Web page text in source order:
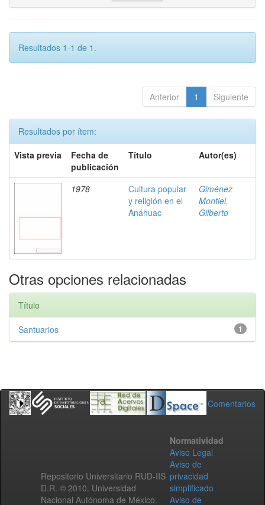
Resultados 1-1 de 1.
Anterior 1 Siguiente
Resultados por ítem:
Vista previa
Fecha de
publicación
Título Autor(es)
1978
Cultura popular
y religión en el
Anáhuac
Giménez
Montiel,
Gilberto
Otras opciones relacionadas
Título
1
Santuarios
Comentarios
Repositorio Universitario RUD-IIS
D.R. © 2010. Universidad
Nacional Autónoma de México.
Normatividad
Aviso Legal
Aviso de
privacidad
simplificado
Aviso de